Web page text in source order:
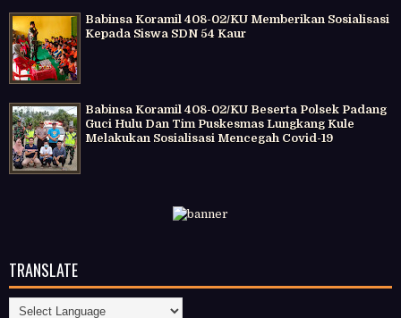
Babinsa Koramil 408-02/KU Memberikan Sosialisasi
Kepada Siswa SDN 54 Kaur
Babinsa Koramil 408-02/KU Beserta Polsek Padang
Guci Hulu Dan Tim Puskesmas Lungkang Kule
Melakukan Sosialisasi Mencegah Covid-19
TRANSLATE